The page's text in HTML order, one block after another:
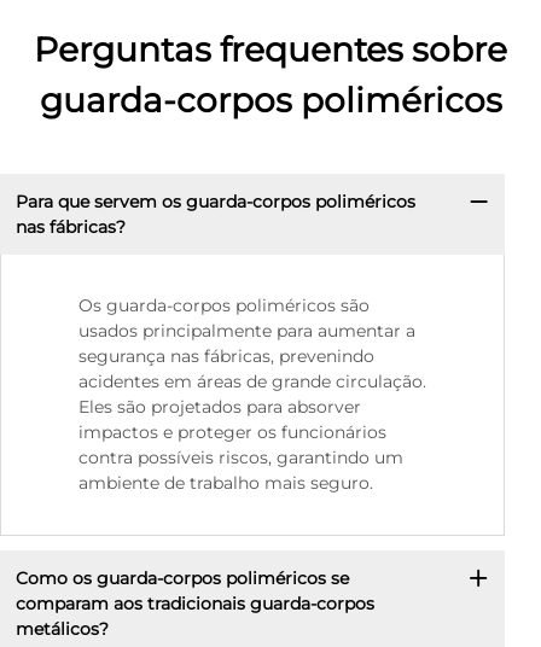
Perguntas frequentes sobre
guarda-corpos poliméricos
Para que servem os guarda-corpos poliméricos
nas fábricas?
Os guarda-corpos poliméricos são
usados principalmente para aumentar a
segurança nas fábricas, prevenindo
acidentes em áreas de grande circulação.
Eles são projetados para absorver
impactos e proteger os funcionários
contra possíveis riscos, garantindo um
ambiente de trabalho mais seguro.
Como os guarda-corpos poliméricos se
comparam aos tradicionais guarda-corpos
metálicos?